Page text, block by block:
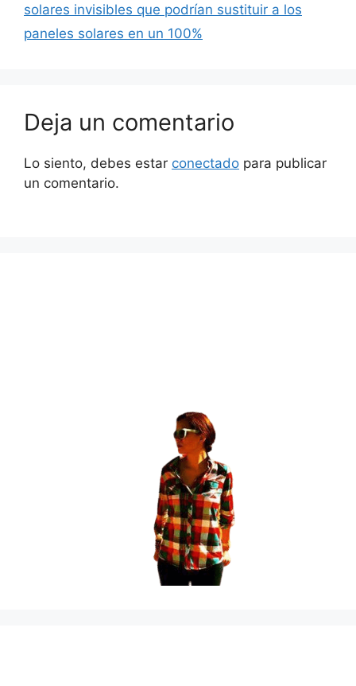
solares invisibles que podrían sustituir a los
paneles solares en un 100%
Deja un comentario
Lo siento, debes estar conectado para publicar
un comentario.